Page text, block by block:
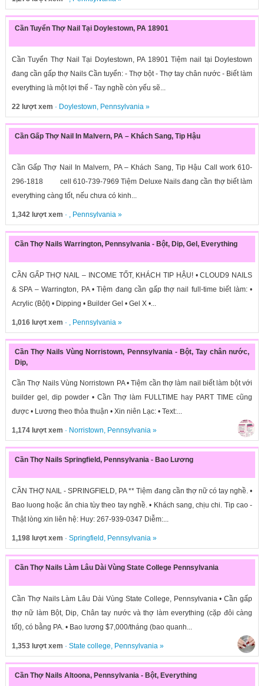
Cần Tuyển Thợ Nail Tại Doylestown, PA 18901
Cần Tuyển Thợ Nail Tại Doylestown, PA 18901 Tiệm nail tại Doylestown
đang cần gấp thợ Nails Cần tuyển: - Thợ bột - Thợ tay chân nước - Biết làm
everything là một lợi thế - Tay nghề còn yếu sẽ...
22 lượt xem · Doylestown, Pennsylvania»
Cần Gấp Thợ Nail In Malvern, PA – Khách Sang, Tip Hậu
Cần Gấp Thợ Nail In Malvern, PA – Khách Sang, Tip Hậu Call work 610-
296-1818 cell 610-739-7969 Tiệm Deluxe Nails đang cần thợ biết làm
everything càng tốt, nếu chưa có kinh...
1,342 lượt xem · , Pennsylvania»
Cần Thợ Nails Warrington, Pennsylvania - Bột, Dip, Gel, Everything
CẦN GẤP THỢ NAIL – INCOME TỐT, KHÁCH TIP HẬU! • CLOUD9 NAILS
& SPA – Warrington, PA • Tiệm đang cần gấp thợ nail full-time biết làm: •
Acrylic (Bột) • Dipping • Builder Gel • Gel X •...
1,016 lượt xem · , Pennsylvania»
Cần Thợ Nails Vùng Norristown, Pennsylvania - Bột, Tay chân nước,
Dip,
Cần Thợ Nails Vùng Norristown PA • Tiệm cần thợ làm nail biết làm bột với
builder gel, dip powder • Cần Thợ làm FULLTIME hay PART TIME cũng
được • Lương theo thỏa thuận • Xin niên Lạc: • Text:...
1,174 lượt xem · Norristown, Pennsylvania»
Cần Thợ Nails Springfield, Pennsylvania - Bao Lương
CẦN THỢ NAIL - SPRINGFIELD, PA ** Tiệm đang cần thợ nữ có tay nghề. •
Bao luong hoặc ăn chia tùy theo tay nghề. • Khách sang, chịu chi. Tip cao -
Thật lòng xin liên hệ: Huy: 267-939-0347 Diễm:...
1,198 lượt xem · Springfield , Pennsylvania»
Cần Thợ Nails Làm Lâu Dài Vùng State College Pennsylvania
Cần Thợ Nails Làm Lâu Dài Vùng State College, Pennsylvania • Cần gấp
thợ nữ làm Bột, Dip, Chân tay nước và thợ làm everything (cặp đôi càng
tốt), có bằng PA. • Bao lương $7,000/tháng (bao quanh...
1,353 lượt xem · State college, Pennsylvania»
Cần Thợ Nails Altoona, Pennsylvania - Bột, Everything